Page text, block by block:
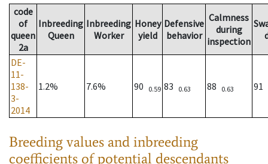
code
of
queen
2a
Inbreeding
Queen
Inbreeding
Worker
Honey
yield
Defensive
behavior
Calmness
during
inspection
DE-
11-
138-
3-
2014
1.2% 7.6% 90 0.59 83 0.63 88 0.63 91
Breeding values and inbreeding
coefficients of potential descendants